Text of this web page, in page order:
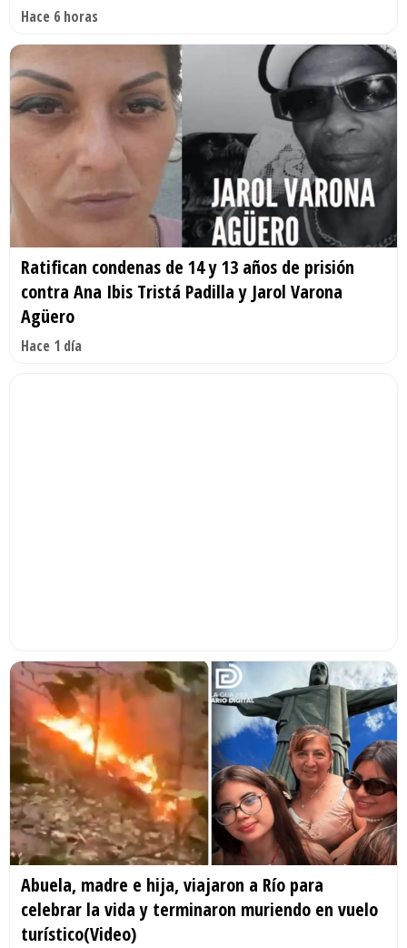
Hace 6 horas
Ratifican condenas de 14 y 13 años de prisión
contra Ana Ibis Tristá Padilla y Jarol Varona
Agüero
Hace 1 día
Abuela, madre e hija, viajaron a Río para
celebrar la vida y terminaron muriendo en vuelo
turístico(Video)